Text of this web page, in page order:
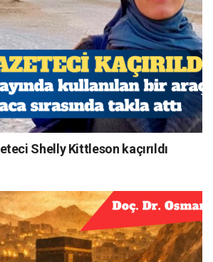
Shelly Kittleson kaçırıldı